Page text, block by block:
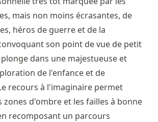
mais non moins écrasantes, de
héros de guerre et de la
son point de vue de petit
dans une majestueuse et
de l'enfance et de
recours à l'imaginaire permet
zones d'ombre et les failles à bonne
recomposant un parcours